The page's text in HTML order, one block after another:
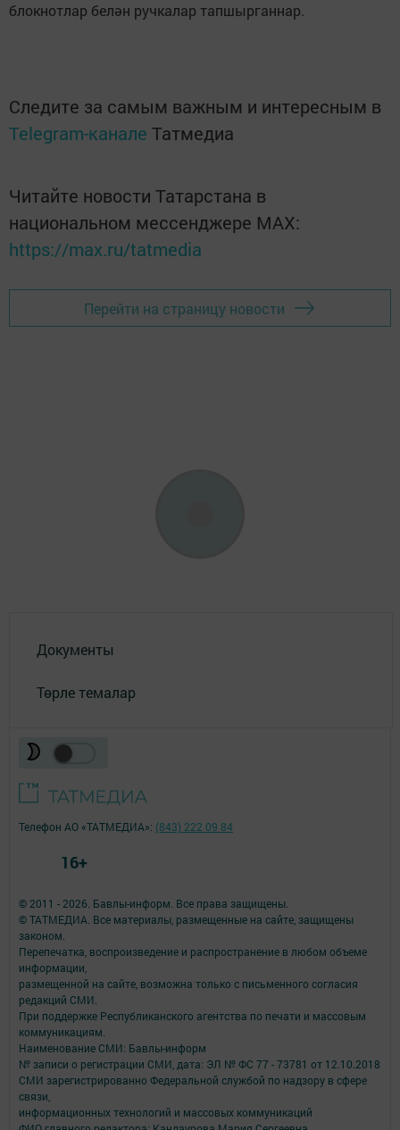
блокнотлар белән ручкалар тапшырганнар.
Следите за самым важным и интересным в
Telegram-канале Татмедиа
Читайте новости Татарстана в
национальном мессенджере MАХ:
https://max.ru/tatmedia
Перейти на страницу новости
Документы
Төрле темалар
© 2011 - 2026. Бавлы-информ. Все права защищены.
© ТАТМЕДИА. Все материалы, размещенные на сайте, защищены
законом.
Перепечатка, воспроизведение и распространение в любом объеме
информации,
размещенной на сайте, возможна только с письменного согласия
редакций СМИ.
При поддержке Республиканского агентства по печати и массовым
коммуникациям.
Наименование СМИ: Бавлы-информ
№ записи о регистрации СМИ, дата: ЭЛ № ФС 77 - 73781 от 12.10.2018
СМИ зарегистрированно Федеральной службой по надзору в сфере
связи,
информационных технологий и массовых коммуникаций
Телефон АО «ТАТМЕДИА»: (843) 222 09 84
16+